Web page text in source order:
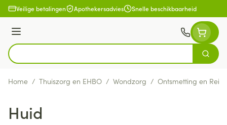
Ga naar de inhoud
Veilige betalingen Apothekersadvies Snelle beschikbaarheid
Menu
Product, merk, categorie...
Zoek
Home / Thuiszorg en EHBO / Wondzorg / Ontsmetting en
Huid